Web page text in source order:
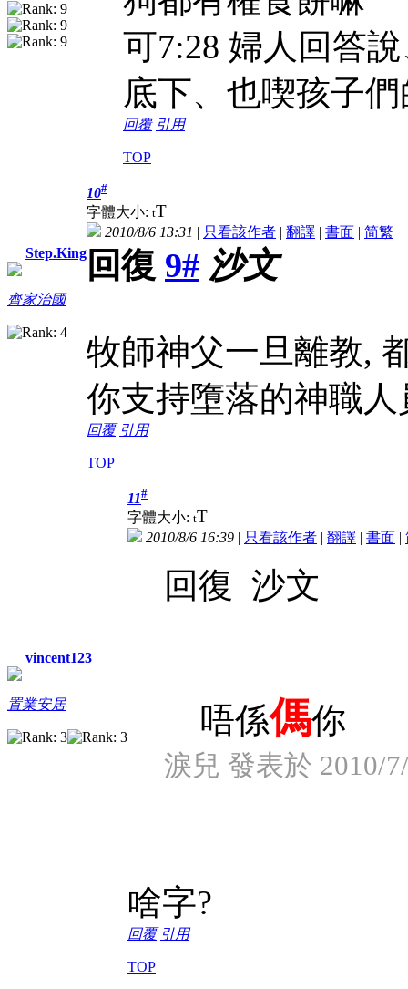
可7:28 婦人回答
底下、也喫孩子
回覆 引用
TOP
Step.King
齊家治國
10#
字體大小: tT
2010/8/6 13:31 | 只看該作者 | 翻譯 | 書面 | 简繁
回復 9# 沙文
牧師神父一旦離教,
你支持墮落的神職
回覆 引用
TOP
vincent123
置業安居
11#
字體大小: tT
2010/8/6 16:39 | 只看該作者 | 翻譯 | 書面 |
回復 沙文
唔係傌你
淚兒 發表於 2010/
啥字?
回覆 引用
TOP